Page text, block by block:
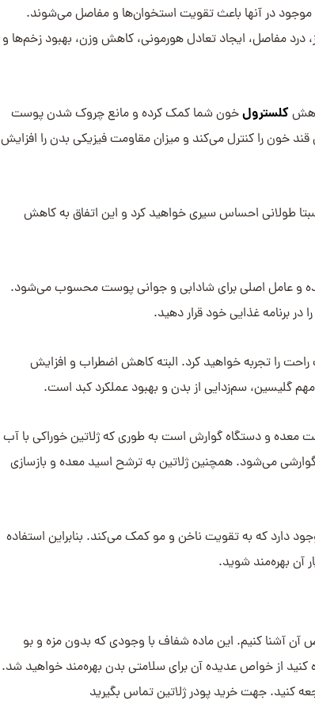
موجود در آنها باعث تقویت استخوان‌ها و مفاصل می‌شوند.
درد مفاصل، ایجاد تعادل هورمونی، کاهش وزن، بهبود زخم‌ها و
کلسترولخون شما کمک کرده و مانع چروک شدن پوست
خون را کنترل می‌کند و میزان مقاومت فیزیکی بدن را افزایش
طولانی احساس سیری خواهید کرد و این اتفاق به کاهش
و عامل اصلی برای شادابی و جوانی پوست محسوب می‌شود.
برنامه غذایی خود قرار دهید.
را تجربه خواهید کرد. البته کاهش اضطراب و افزایش
گلیسین، سم‌زدایی از بدن و بهبود عملکرد کبد است.
معده و دستگاه گوارش است به طوری که ژلاتین خوراکی با آب
می‌شود. همچنین ژلاتین به ترشح اسید معده و بازسازی
دارد که به تقویت ناخن و مو کمک می‌کند. بنابراین استفاده
آن بهره‌مند شوید.
آن آشنا کنیم. این ماده شفاف با وجودی که بدون مزه و بو
کنید از خواص عدیده آن برای سلامتی بدن بهره‌مند خواهید شد.
کنید. جهت خرید پودر ژلاتین تماس بگیرید